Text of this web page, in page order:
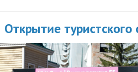
Открытие